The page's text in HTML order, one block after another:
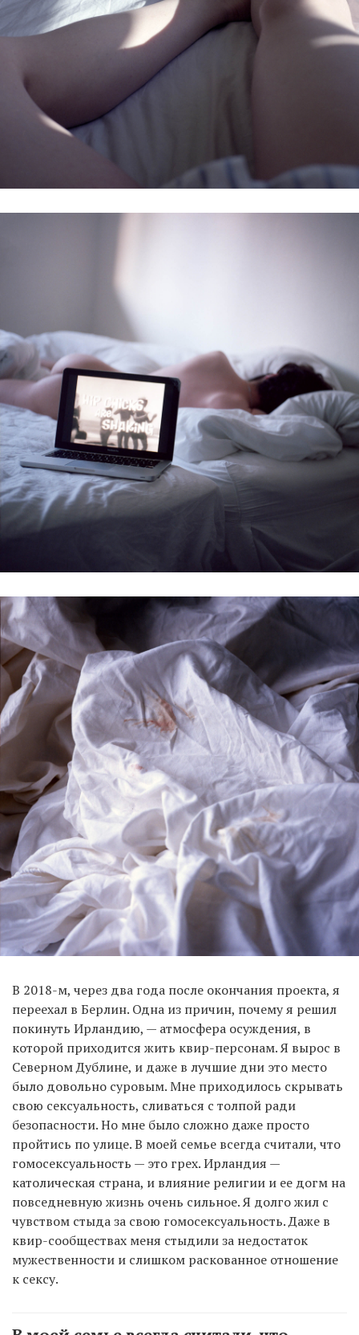
В 2018-м, через два года после окончания проекта, я
переехал в Берлин. Одна из причин, почему я решил
покинуть Ирландию, — атмосфера осуждения, в
которой приходится жить квир-персонам. Я вырос в
Северном Дублине, и даже в лучшие дни это место
было довольно суровым. Мне приходилось скрывать
свою сексуальность, сливаться с толпой ради
безопасности. Но мне было сложно даже просто
пройтись по улице. В моей семье всегда считали, что
гомосексуальность — это грех. Ирландия —
католическая страна, и влияние религии и ее догм на
повседневную жизнь очень сильное. Я долго жил с
чувством стыда за свою гомосексуальность. Даже в
квир-сообществах меня стыдили за недостаток
мужественности и слишком раскованное отношение
к сексу.